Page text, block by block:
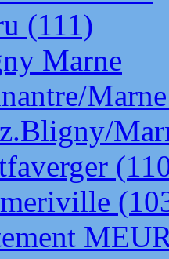
(111)
Marne